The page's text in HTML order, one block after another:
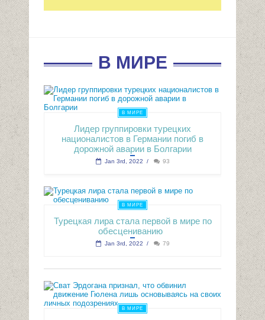
В МИРЕ
В МИРЕ
Лидер группировки турецких
националистов в Германии погиб в
дорожной аварии в Болгарии
Jan 3rd, 2022 / 93
В МИРЕ
Турецкая лира стала первой в мире по
обесцениванию
Jan 3rd, 2022 / 79
В МИРЕ